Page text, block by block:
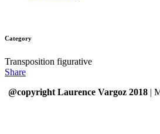
Category
Transposition figurative
Share
@copyright Laurence Vargoz 2018|